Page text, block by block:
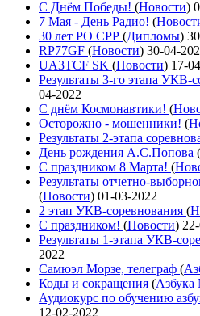
С Днём Победы! (Новости)
7 Мая - День Радио! (
30 лет РО СРР (Дипломы)
RP77GF (Новости) 30-04-
UA3TCF SK (Новости) 17-
Результаты 3-го этапа УКВ-
04-2022
С днём Космонавтики! (
Осторожно - мошенники! (
Результаты 2-этапа
День рождения А.С.Попова (
С праздником 8 Марта! (
Результаты отчетно-
(Новости) 01-03-2022
2 этап УКВ-соревнования (
С праздником! (Новости)
Результаты 1-этапа УКВ-
2022
Самюэл Морзе, телеграф (
Коды и сокращения (Азбука
Аудиокурс по обучению
12-02-2022